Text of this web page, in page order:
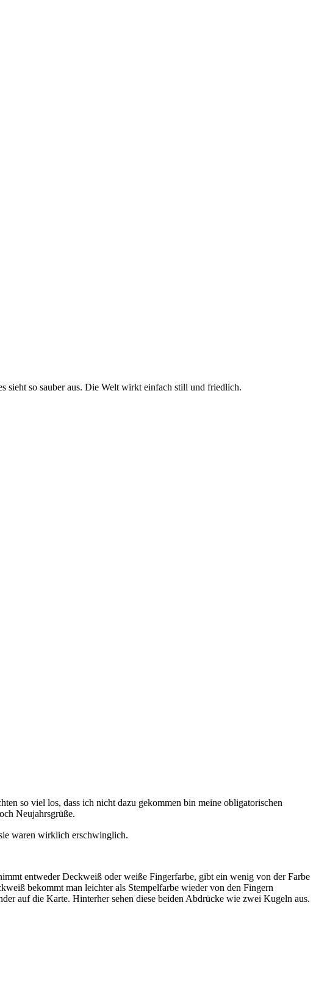
sieht so sauber aus. Die Welt wirkt einfach still und friedlich.
so viel los, dass ich nicht dazu gekommen bin meine obligatorischen
Neujahrsgrüße.
waren wirklich erschwinglich.
entweder Deckweiß oder weiße Fingerfarbe, gibt ein wenig von der Farbe
bekommt man leichter als Stempelfarbe wieder von den Fingern
auf die Karte. Hinterher sehen diese beiden Abdrücke wie zwei Kugeln aus.